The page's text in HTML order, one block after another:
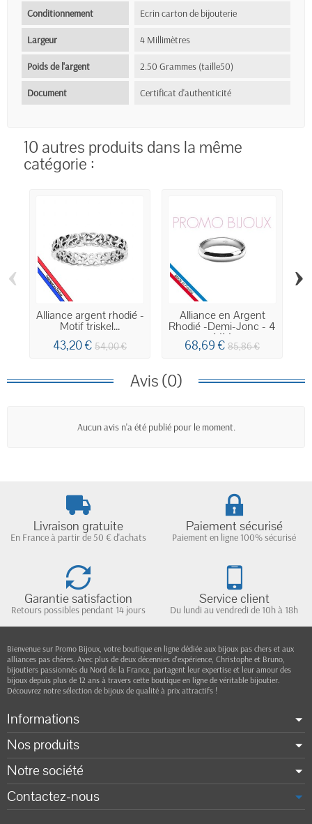
Conditionnement Ecrin carton de bijouterie
Largeur 4 Millimètres
Poids de l'argent 2.50 Grammes (taille50)
Document Certificat d'authenticité
10 autres produits dans la même
catégorie :
Alliance argent rhodié -
Motif triskel...
43,20 € 54,00 €
Alliance en Argent
Rhodié -Demi-Jonc - 4
MM
68,69 € 85,86 €
‹ ›
Avis (0)
Aucun avis n'a été publié pour le moment.
Livraison gratuite
En France à partir de 50 € d'achats
Paiement sécurisé
Paiement en ligne 100% sécurisé
Garantie satisfaction
Retours possibles pendant 14 jours
Service client
Du lundi au vendredi de 10h à 18h
Bienvenue sur Promo Bijoux, votre boutique en ligne dédiée aux bijoux pas chers et aux
alliances pas chères. Avec plus de deux décennies d'expérience, Christophe et Bruno,
bijoutiers passionnés du Nord de la France, partagent leur expertise et leur amour des
bijoux depuis plus de 12 ans à travers cette boutique en ligne de véritable bijoutier.
Découvrez notre sélection de bijoux de qualité à prix attractifs !
Informations
Nos produits
Notre société
Contactez-nous